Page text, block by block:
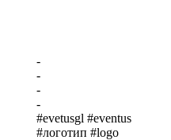
-
-
-
-
#evetusgl #eventus
#логотип #logo